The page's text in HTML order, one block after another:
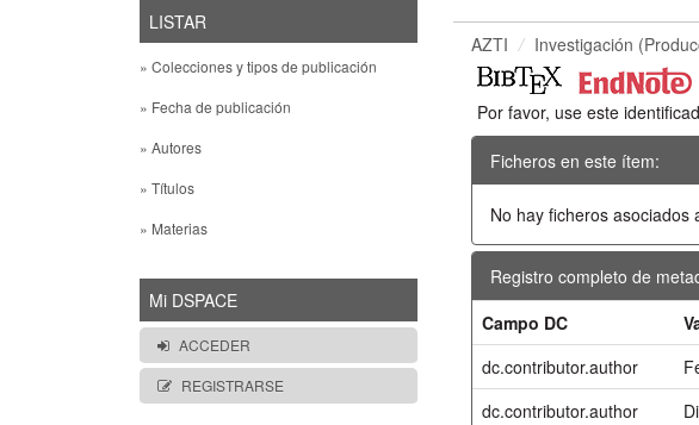
LISTAR
» Colecciones y tipos de publicación
» Fecha de publicación
» Autores
» Títulos
» Materias
Mi DSPACE
ACCEDER
REGISTRARSE
AZTI Investigación
Por favor, use este
Ficheros en este ítem:
No hay ficheros asociados
Registro completo de
Campo DC
dc.contributor.author
dc.contributor.author